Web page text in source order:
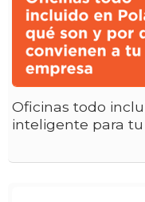
Oficinas todo
inteligente para